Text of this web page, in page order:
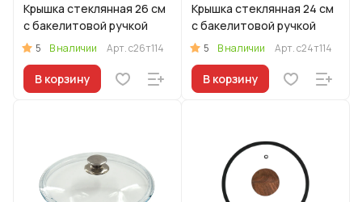
Крышка стеклянная 26 см
с бакелитовой ручкой
5 В наличии Арт.с26т114
В корзину
Крышка стеклянная 24 см
с бакелитовой ручкой
5 В наличии Арт.с24т114
В корзину